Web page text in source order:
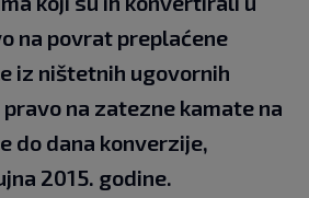
na povrat preplaćene
iz ništetnih ugovornih
na zatezne kamate na
do dana konverzije,
2015. godine.